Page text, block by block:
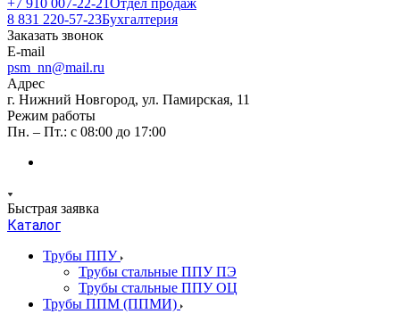
+7 910 007-22-21Отдел продаж
8 831 220-57-23Бухгалтерия
Заказать звонок
E-mail
psm_nn@mail.ru
Адрес
г. Нижний Новгород, ул. Памирская, 11
Режим работы
Пн. – Пт.: с 08:00 до 17:00
Быстрая заявка
Каталог
Трубы ППУ
Трубы стальные ППУ ПЭ
Трубы стальные ППУ ОЦ
Трубы ППМ (ППМИ)